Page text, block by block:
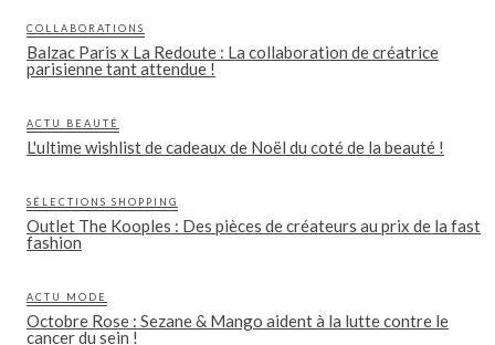
COLLABORATIONS
Balzac Paris x La Redoute : La collaboration de créatrice
parisienne tant attendue !
ACTU BEAUTÉ
L'ultime wishlist de cadeaux de Noël du coté de la beauté !
SÉLECTIONS SHOPPING
Outlet The Kooples : Des pièces de créateurs au prix de la fast
fashion
ACTU MODE
Octobre Rose : Sezane & Mango aident à la lutte contre le
cancer du sein !